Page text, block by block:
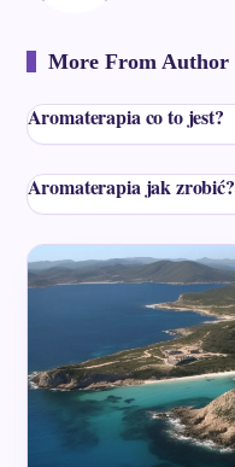
More From Author
Aromaterapia co to jest?
Aromaterapia jak zrobić?